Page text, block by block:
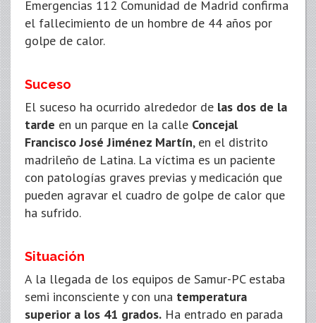
Emergencias 112 Comunidad de Madrid confirma
el fallecimiento de un hombre de 44 años por
golpe de calor.
Suceso
El suceso ha ocurrido alrededor de las dos de la
tarde en un parque en la calle Concejal
Francisco José Jiménez Martín, en el distrito
madrileño de Latina. La víctima es un paciente
con patologías graves previas y medicación que
pueden agravar el cuadro de golpe de calor que
ha sufrido.
Situación
A la llegada de los equipos de Samur-PC estaba
semi inconsciente y con una temperatura
superior a los 41 grados. Ha entrado en parada